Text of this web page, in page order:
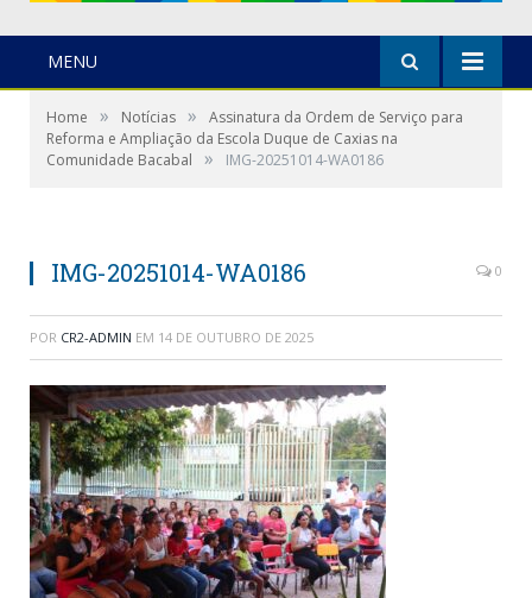
MENU
Home » Notícias »
Assinatura da Ordem de Serviço para
Reforma e Ampliação da Escola Duque de Caxias na
Comunidade Bacabal
» IMG-20251014-WA0186
IMG-20251014-WA0186 0
POR CR2-ADMIN EM 14 DE OUTUBRO DE 2025